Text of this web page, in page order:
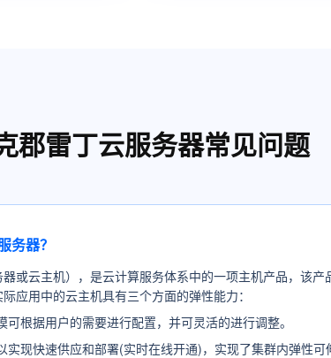
郡雷丁云服务器常见问题
务器？
或云主机），是云计算服务体系中的一项主机产品，该
应用中的云主机具有三个方面的弹性能力：
根据用户的需要进行配置，并可灵活的进行调整。
实现快速供应和部署(实时在线开通)，实现了集群内弹性可